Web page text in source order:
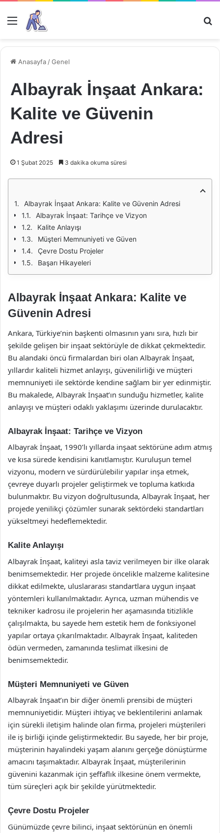
Menü
Anasayfa /Genel
Albayrak İnşaat Ankara:
Kalite ve Güvenin
Adresi
1 Şubat 2025 3 dakika okuma süresi
Albayrak İnşaat Ankara: Kalite ve Güvenin Adresi
Albayrak İnşaat: Tarihçe ve Vizyon
Kalite Anlayışı
Müşteri Memnuniyeti ve Güven
Çevre Dostu Projeler
Başarı Hikayeleri
Albayrak İnşaat Ankara: Kalite ve
Güvenin Adresi
Ankara, Türkiye’nin başkenti olmasının yanı sıra, hızlı bir
şekilde gelişen bir inşaat sektörüyle de dikkat çekmektedir.
Bu alandaki öncü firmalardan biri olan Albayrak İnşaat,
yıllardır kaliteli hizmet anlayışı, güvenilirliği ve müşteri
memnuniyeti ile sektörde kendine sağlam bir yer edinmiştir.
Bu makalede, Albayrak İnşaat’ın sunduğu hizmetler, kalite
anlayışı ve müşteri odaklı yaklaşımı üzerinde durulacaktır.
Albayrak İnşaat: Tarihçe ve Vizyon
Albayrak İnşaat, 1990’lı yıllarda inşaat sektörüne adım atmış
ve kısa sürede kendisini kanıtlamıştır. Kuruluşun temel
vizyonu, modern ve sürdürülebilir yapılar inşa etmek,
çevreye duyarlı projeler geliştirmek ve topluma katkıda
bulunmaktır. Bu vizyon doğrultusunda, Albayrak İnşaat, her
projede yenilikçi çözümler sunarak sektördeki standartları
yükseltmeyi hedeflemektedir.
Kalite Anlayışı
Albayrak İnşaat, kaliteyi asla taviz verilmeyen bir ilke olarak
benimsemektedir. Her projede öncelikle malzeme kalitesine
dikkat edilmekte, uluslararası standartlara uygun inşaat
yöntemleri kullanılmaktadır. Ayrıca, uzman mühendis ve
tekniker kadrosu ile projelerin her aşamasında titizlikle
çalışılmakta, bu sayede hem estetik hem de fonksiyonel
yapılar ortaya çıkarılmaktadır. Albayrak İnşaat, kaliteden
ödün vermeden, zamanında teslimat ilkesini de
benimsemektedir.
Müşteri Memnuniyeti ve Güven
Albayrak İnşaat’ın bir diğer önemli prensibi de müşteri
memnuniyetidir. Müşteri ihtiyaç ve beklentilerini anlamak
için sürekli iletişim halinde olan firma, projeleri müşterileri
ile iş birliği içinde geliştirmektedir. Bu sayede, her bir proje,
müşterinin hayalindeki yaşam alanını gerçeğe dönüştürme
amacını taşımaktadır. Albayrak İnşaat, müşterilerinin
güvenini kazanmak için şeffaflık ilkesine önem vermekte,
tüm süreçleri açık bir şekilde yürütmektedir.
Çevre Dostu Projeler
Günümüzde çevre bilinci, inşaat sektörünün en önemli